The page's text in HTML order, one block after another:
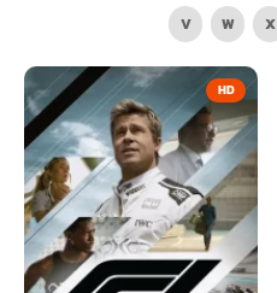
V
W X
HD